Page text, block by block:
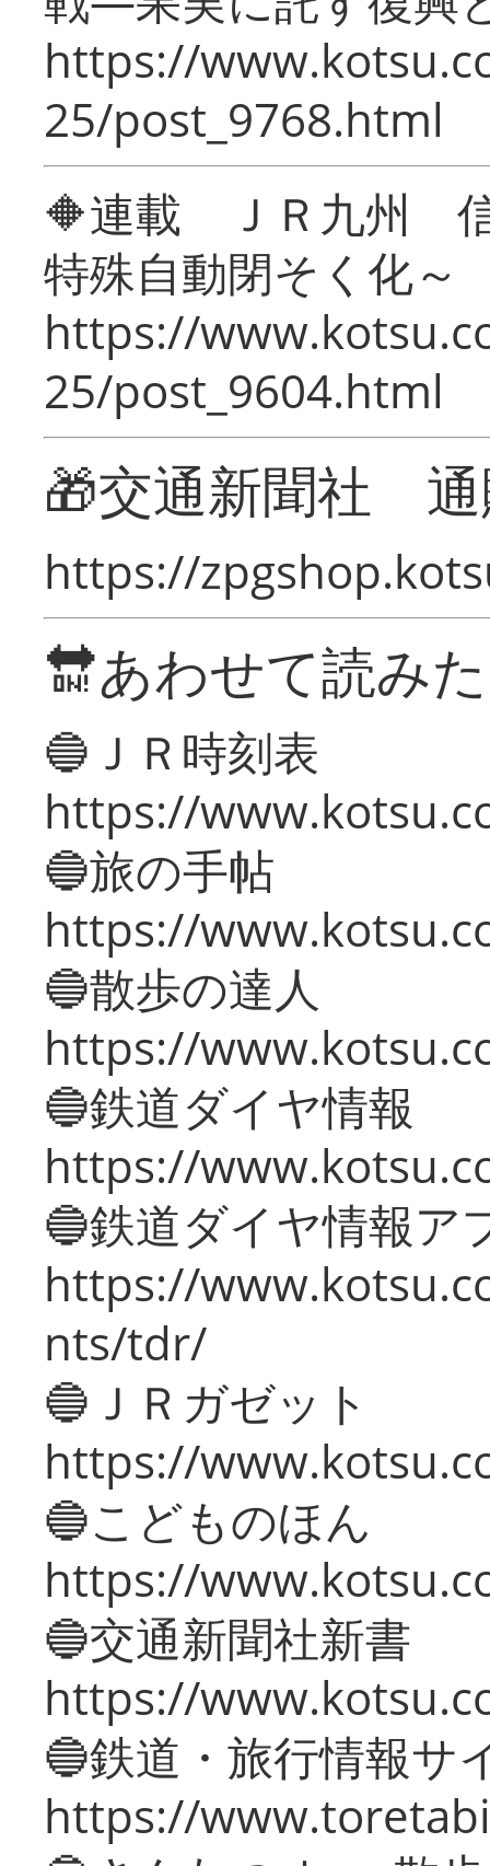
https://
25/post_9768.html
🔶連載 ＪＲ九州 信
特殊自動閉そく化～
https://
25/post_9604.html
🎁交通新聞社
https://
🔛あわせて読み
🔵ＪＲ時刻表
https://
🔵旅の手帖
https://
🔵散歩の達人
https://
🔵鉄道ダイヤ情報
https://
🔵鉄道ダイヤ情報ア
https://
nts/tdr/
🔵ＪＲガゼット
https://
🔵こどものほん
https://
🔵交通新聞社新書
https://
🔵鉄道・旅行情報サ
https://